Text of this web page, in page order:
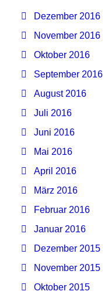
Dezember 2016
November 2016
Oktober 2016
September 2016
August 2016
Juli 2016
Juni 2016
Mai 2016
April 2016
März 2016
Februar 2016
Januar 2016
Dezember 2015
November 2015
Oktober 2015